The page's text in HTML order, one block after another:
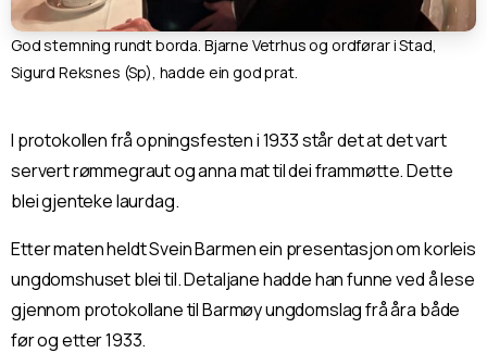
God stemning rundt borda. Bjarne Vetrhus og ordførar i Stad,
Sigurd Reksnes (Sp), hadde ein god prat.
I protokollen frå opningsfesten i 1933 står det at det vart
servert rømmegraut og anna mat til dei frammøtte. Dette
blei gjenteke laurdag.
Etter maten heldt Svein Barmen ein presentasjon om korleis
ungdomshuset blei til. Detaljane hadde han funne ved å lese
gjennom protokollane til Barmøy ungdomslag frå åra både
før og etter 1933.